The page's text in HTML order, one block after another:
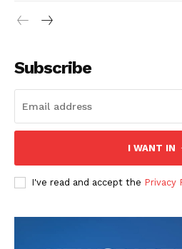
Subscribe
I WANT IN
I've read and accept the Privacy